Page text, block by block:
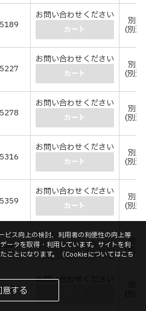
お問い合わせください
カート
別途
(別途
お問い合わせください
カート
別途
(別途
お問い合わせください
カート
別途
(別途
お問い合わせください
カート
別途
(別途
お問い合わせください
カート
別途
(別途
お問い合わせください
カート
別途
(別途
お問い合わせください
ビス向上の検討、利用者の利便性の向上等
ータを取得・利用しています。サイトを利
ことになります。（Cookieについてはこち
意する